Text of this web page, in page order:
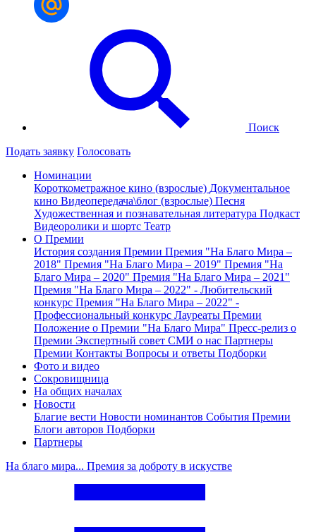
Поиск
Подать заявку Голосовать
Номинации
Короткометражное кино (взрослые) Документальное
кино Видеопередача\блог (взрослые) Песня
Художественная и познавательная литература Подкаст
Видеоролики и шортс Театр
О Премии
История создания Премии Премия "На Благо Мира –
2018" Премия "На Благо Мира – 2019" Премия "На
Благо Мира – 2020" Премия "На Благо Мира – 2021"
Премия "На Благо Мира – 2022" - Любительский
конкурс Премия "На Благо Мира – 2022" -
Профессиональный конкурс Лауреаты Премии
Положение о Премии "На Благо Мира" Пресс-релиз о
Премии Экспертный совет СМИ о нас Партнеры
Премии Контакты Вопросы и ответы Подборки
Фото и видео
Сокровищница
На общих началах
Новости
Благие вести Новости номинантов События Премии
Блоги авторов Подборки
Партнеры
На благо мира... Премия за доброту в искустве